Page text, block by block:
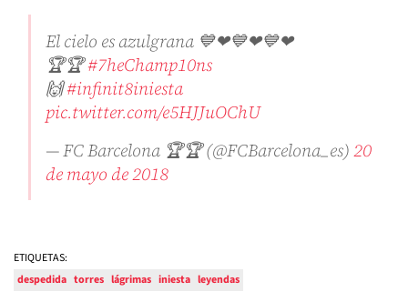
El cielo es azulgrana 💙❤💙❤💙❤
🏆🏆#7heChamp10ns
🙌#infinit8iniesta
pic.twitter.com/e5HJJuOChU
— FC Barcelona 🏆🏆 (@FCBarcelona_es)20
de mayo de 2018
ETIQUETAS:
despedida torres lágrimas iniesta leyendas